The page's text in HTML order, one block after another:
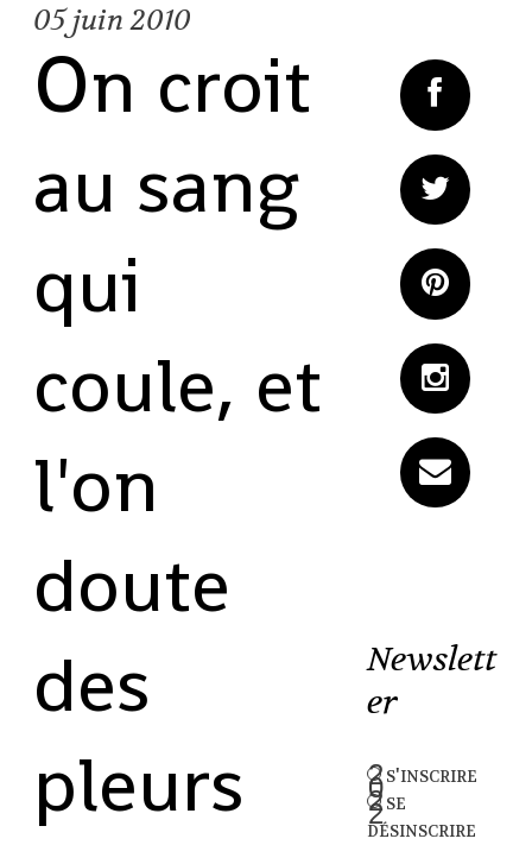
05 juin 2010
On croit
au sang
qui
coule, et
l'on
doute
des
pleurs
Newslett
er
s'inscrire
se
désinscrire